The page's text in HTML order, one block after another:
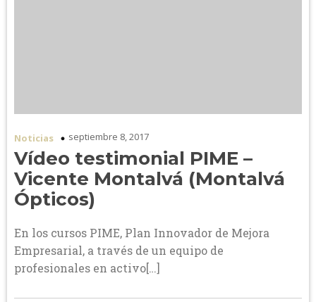
Noticias septiembre 8, 2017
Vídeo testimonial PIME –
Vicente Montalvá (Montalvá
Ópticos)
En los cursos PIME, Plan Innovador de Mejora
Empresarial, a través de un equipo de
profesionales en activo[…]